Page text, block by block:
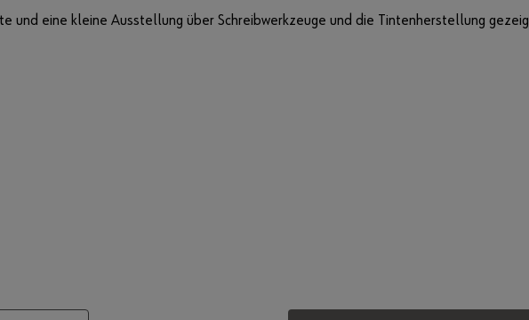
und eine kleine Ausstellung über Schreibwerkzeuge und die Tintenherstellung